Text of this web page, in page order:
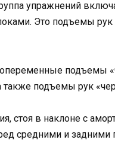
упражнений
Это подъемы рук
подъемы
также подъемы рук
стоя в наклоне с
средними и задними